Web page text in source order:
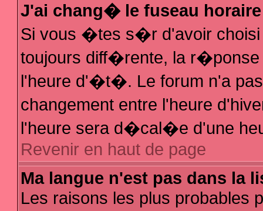
J'ai chang� le fuseau
Si vous �tes s�r d'avoir choisi
toujours diff�rente, la
l'heure d'�t�. Le forum n'a
changement entre l'heure
l'heure sera d�cal�e d'une
Revenir en haut de page
Ma langue n'est pas dans la
Les raisons les plus probables